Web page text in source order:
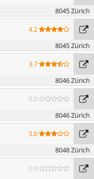
8045 Zürich
4.2
8045 Zürich
3.7
8046 Zürich
0.0
8046 Zürich
3.0
8048 Zürich
0.0